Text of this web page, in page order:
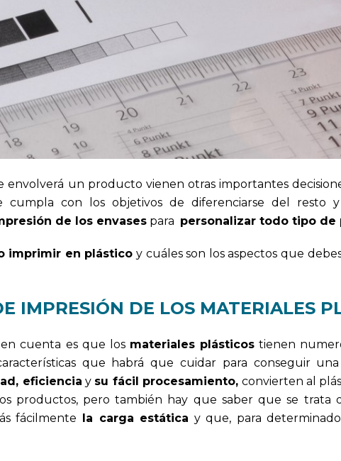
envolverá un producto vienen otras importantes
cumpla con los objetivos de diferenciarse del resto
de los envasespara personalizar todo tipo de
imprimir en plástico y cuáles son los aspectos que
IMPRESIÓN DE LOS MATERIALES
cuenta es que los materiales plásticos tienen
que habrá que cuidar para conseguir
eficiencia y su fácil procesamiento, convierten al
productos, pero también hay que saber que se trata
fácilmente la carga estática y que, para